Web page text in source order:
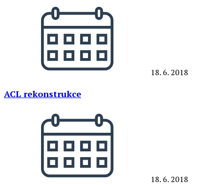
18. 6. 2018
ACL rekonstrukce
18. 6. 2018